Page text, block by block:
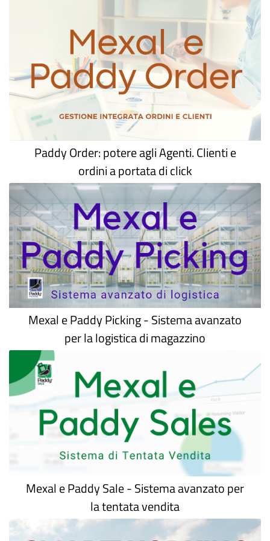
Paddy Order: potere agli Agenti. Clienti e
ordini a portata di click
Mexal e Paddy Picking - Sistema avanzato
per la logistica di magazzino
Mexal e Paddy Sale - Sistema avanzato per
la tentata vendita